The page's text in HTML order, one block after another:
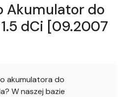
Akumulator do
dCi [09.2007
akumulatora do
W naszej bazie